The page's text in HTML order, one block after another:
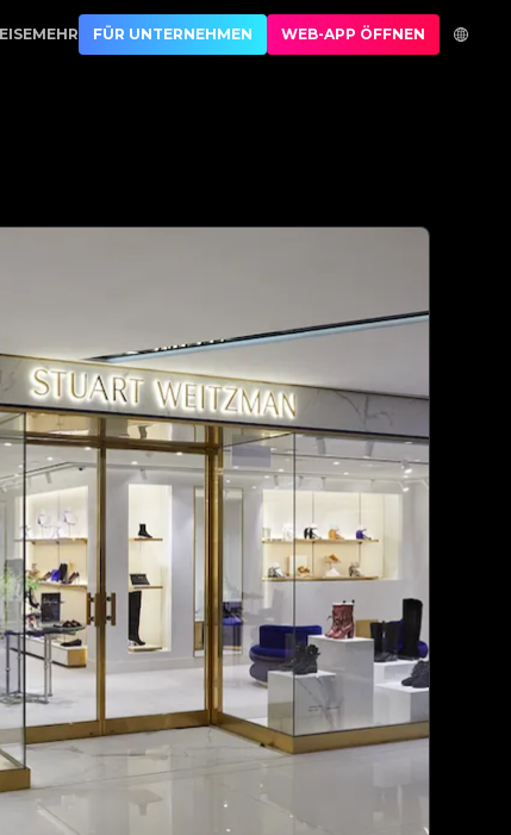
| No.1 Best Authentication
MEHR FÜR UNTERNEHMEN WEB-APP ÖFFNEN